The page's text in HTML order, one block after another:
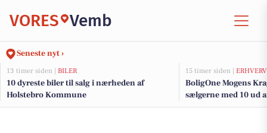
VORES Vemb
Seneste nyt ›
13 timer siden | BILER
10 dyreste biler til salg i nærheden af
Holstebro Kommune
15 timer siden | ERHVERV
BoligOne Mogens
sælgerne med 10 ud